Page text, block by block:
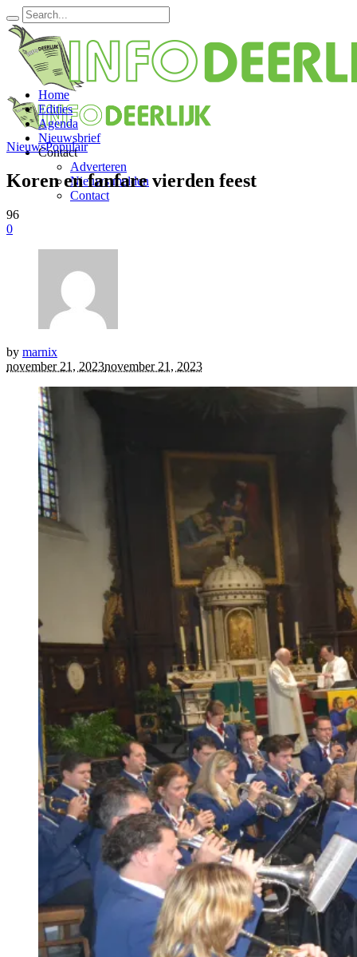
Home
Edities
Agenda
Nieuwsbrief
Contact
Adverteren
Nieuws melden
Contact
NieuwsPopulair
Koren en fanfare vierden feest
96
0
by marnix
november 21, 2023november 21, 2023